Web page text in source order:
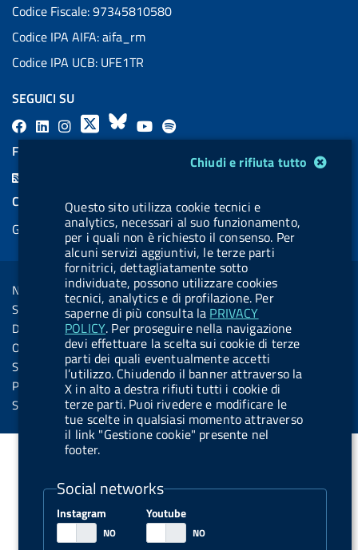
Chiudi e rifiuta tutto
Questo sito utilizza cookie tecnici e
analytics, necessari al suo funzionamento,
per i quali non è richiesto il consenso. Per
alcuni servizi aggiuntivi, le terze parti
fornitrici, dettagliatamente sotto
individuate, possono utilizzare cookies
tecnici, analytics e di profilazione. Per
saperne di più consulta la PRIVACY
POLICY. Per proseguire nella navigazione
devi effettuare la scelta sui cookie di terze
parti dei quali eventualmente accetti
l’utilizzo. Chiudendo il banner attraverso la
X in alto a destra rifiuti tutti i cookie di
terze parti. Puoi rivedere e modificare le
tue scelte in qualsiasi momento attraverso
il link "Gestione cookie" presente nel
footer.
Social networks
Instagram Youtube
Codice Fiscale: 97345810580
Codice IPA AIFA: aifa_rm
Codice IPA UCB: UFE1TR
SEGUICI SU
F
a
L
i
a
l
.
b
u
t
t
o
n
.
i
n
s
a
g
X
B
l
s
k
y
Y
o
u
b
e
l
a
l
.
b
u
t
t
o
n
.
s
p
i
f
FEED RSS
COOKIES
Gestione cookie
Sezione Link Utili
Note legali
Social Media Policy
Dichiarazione di accessibilità
Obiettivi di accessibilità
Statistiche sito
Privacy
Servizi Online